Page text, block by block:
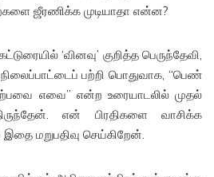
ஜீரணிக்க முடியாதா என்ன?
‘வினவு’ குறித்த பெருந்தேவி,
பற்றி பொதுவாக, “பெண்
எவை” என்ற உரையாடலில் முதல்
என் பிரதிகளை வாசிக்க
இதை மறுபதிவு செய்கிறேன்.